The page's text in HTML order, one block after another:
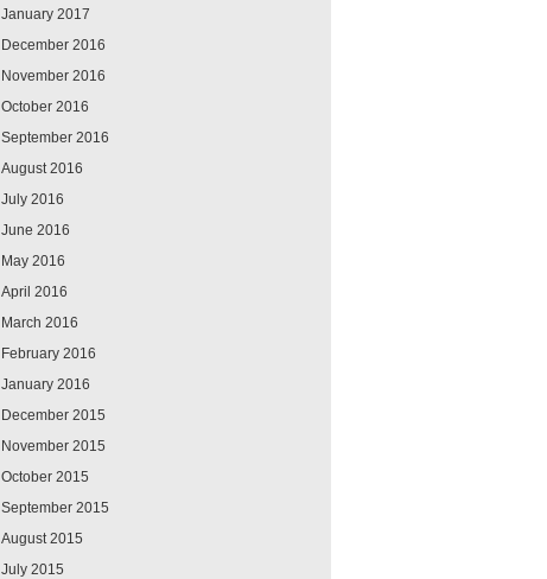
January 2017
December 2016
November 2016
October 2016
September 2016
August 2016
July 2016
June 2016
May 2016
April 2016
March 2016
February 2016
January 2016
December 2015
November 2015
October 2015
September 2015
August 2015
July 2015